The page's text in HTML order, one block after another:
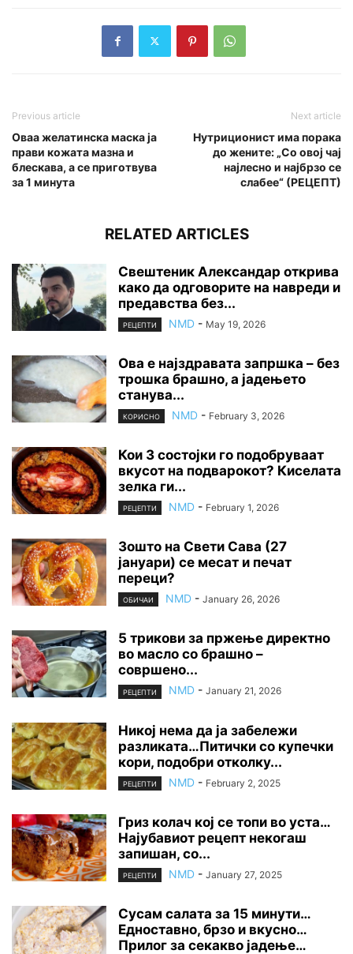
Previous article
Оваа желатинска маска ја
прави кожата мазна и
блескава, а се приготвува
за 1 минута
Next article
Нутриционист има порака
до жените: „Со овој чај
најлесно и најбрзо се
слабее“ (РЕЦЕПТ)
RELATED ARTICLES
Свештеник Александар открива
како да одговорите на навреди и
предавства без...
РЕЦЕПТИ NMD - May 19, 2026
Ова е најздравата запршка – без
трошка брашно, а јадењето
станува...
КОРИСНО NMD - February 3, 2026
Кои 3 состојки го подобруваат
вкусот на подварокот? Киселата
зелка ги...
РЕЦЕПТИ NMD - February 1, 2026
Зошто на Свети Сава (27
јануари) се месат и печат
переци?
ОБИЧАИ NMD - January 26, 2026
5 трикови за пржење директно
во масло со брашно –
совршено...
РЕЦЕПТИ NMD - January 21, 2026
Никој нема да ја забележи
разликата…Питички со купечки
кори, подобри отколку...
РЕЦЕПТИ NMD - February 2, 2025
Гриз колач кој се топи во уста…
Најубавиот рецепт некогаш
запишан, со...
РЕЦЕПТИ NMD - January 27, 2025
Сусам салата за 15 минути…
Едноставно, брзо и вкусно…
Прилог за секакво јадење…